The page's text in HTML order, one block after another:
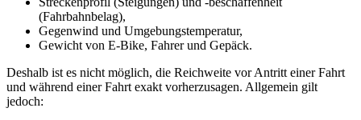
(Fahrbahnbelag),
Gegenwind und Umgebungstemperatur,
Gewicht von E-Bike, Fahrer und Gepäck.
Deshalb ist es nicht möglich, die Reichweite vor Antritt einer Fahrt
und während einer Fahrt exakt vorherzusagen. Allgemein gilt
jedoch: